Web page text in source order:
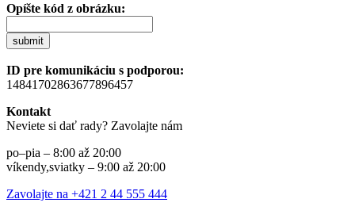
Opíšte kód z obrázku:
submit
ID pre komunikáciu s podporou:
14841702863677896457
Kontakt
Neviete si dať rady? Zavolajte nám
po–pia – 8:00 až 20:00
víkendy,sviatky – 9:00 až 20:00
Zavolajte na +421 2 44 555 444